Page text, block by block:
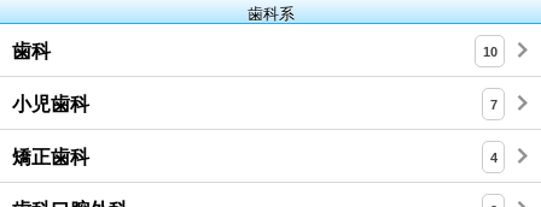
歯科系
歯科 10
小児歯科 7
矯正歯科 4